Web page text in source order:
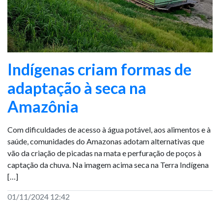
Indígenas criam formas de
adaptação à seca na
Amazônia
Com dificuldades de acesso à água potável, aos alimentos e à
saúde, comunidades do Amazonas adotam alternativas que
vão da criação de picadas na mata e perfuração de poços à
captação da chuva. Na imagem acima seca na Terra Indígena
[…]
01/11/2024 12:42